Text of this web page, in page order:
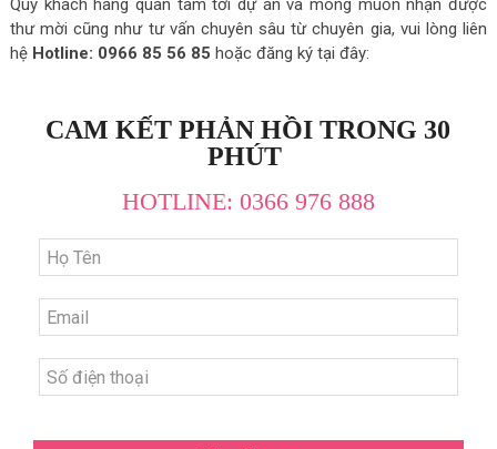
Quý khách hàng quan tâm tới dự án và mong muốn nhận được
thư mời cũng như tư vấn chuyên sâu từ chuyên gia, vui lòng liên
hệ Hotline: 0966 85 56 85 hoặc đăng ký tại đây:
CAM KẾT PHẢN HỒI TRONG 30
PHÚT
HOTLINE: 0366 976 888